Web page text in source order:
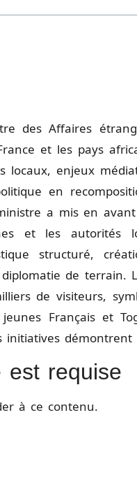
des Affaires
et les pays
locaux, enjeux
en
a mis en
et les autorités
structuré,
diplomatie de
de visiteurs,
Français et
initiatives
est requise
à ce contenu.